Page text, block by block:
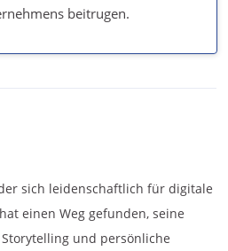
beitrugen.
sich leidenschaftlich für digitale
einen Weg gefunden, seine
und persönliche